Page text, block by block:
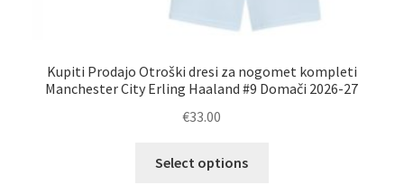
Kupiti Prodajo Otroški dresi za nogomet kompleti
Manchester City Erling Haaland #9 Domači 2026-27
€33.00
Select options